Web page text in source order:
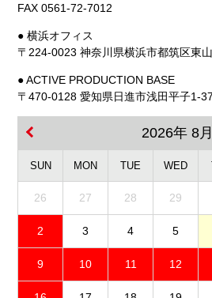
FAX 0561-72-7012
● 横浜オフィス
〒224-0023 神奈川県横浜市都筑区東
● ACTIVE PRODUCTION BASE
〒470-0128 愛知県日進市浅田平子1-
2026年 8月
SUN MON TUE WED
26 27 28 29
2 3 4 5
9 10 11 12